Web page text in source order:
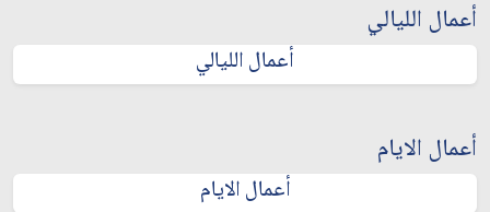
أعمال الليالي
أعمال الليالي
أعمال الايام
أعمال الايام